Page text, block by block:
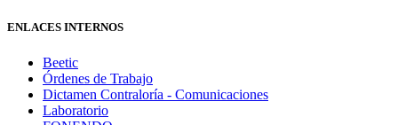
ENLACES INTERNOS
Beetic
Órdenes de Trabajo
Dictamen Contraloría - Comunicaciones
Laboratorio